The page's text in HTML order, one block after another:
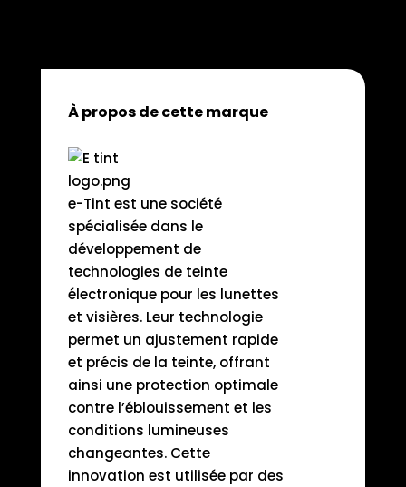
À propos de cette marque
e-Tint est une société
spécialisée dans le
développement de
technologies de teinte
électronique pour les lunettes
et visières. Leur technologie
permet un ajustement rapide
et précis de la teinte, offrant
ainsi une protection optimale
contre l’éblouissement et les
conditions lumineuses
changeantes. Cette
innovation est utilisée par des